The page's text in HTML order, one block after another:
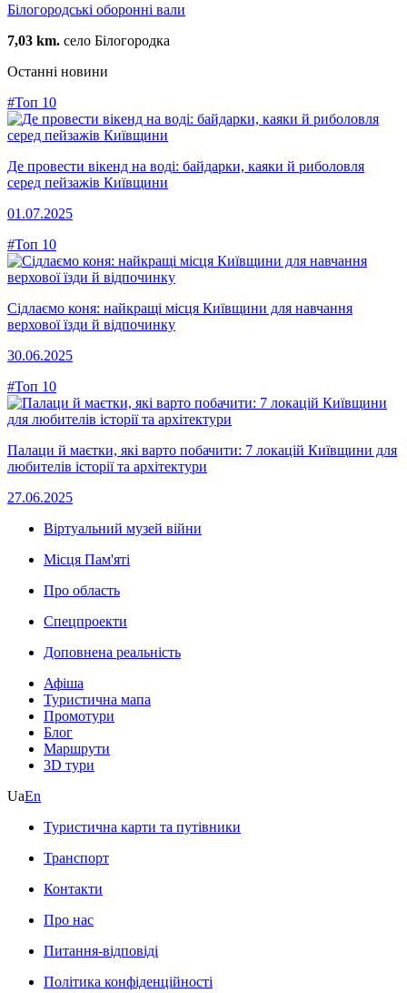
Білогородські оборонні вали
7,03 km. село Білогородка
Останні новини
#Топ 10
Де провести вікенд на воді: байдарки, каяки й риболовля
серед пейзажів Київщини
01.07.2025
#Топ 10
Сідлаємо коня: найкращі місця Київщини для навчання
верхової їзди й відпочинку
30.06.2025
#Топ 10
Палаци й маєтки, які варто побачити: 7 локацій Київщини для
любителів історії та архітектури
27.06.2025
Віртуальний музей війни
Місця Пам'яті
Про область
Спецпроекти
Доповнена реальність
Афіша
Туристична мапа
Промотури
Блог
Маршрути
3D тури
UaEn
Туристична карти та путівники
Транспорт
Контакти
Про нас
Питання-відповіді
Політика конфіденційності